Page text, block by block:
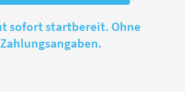
sofort startbereit. Ohne
Zahlungsangaben.